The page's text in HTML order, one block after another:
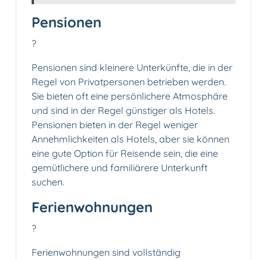
Pensionen
?
Pensionen sind kleinere Unterkünfte, die in der
Regel von Privatpersonen betrieben werden.
Sie bieten oft eine persönlichere Atmosphäre
und sind in der Regel günstiger als Hotels.
Pensionen bieten in der Regel weniger
Annehmlichkeiten als Hotels, aber sie können
eine gute Option für Reisende sein, die eine
gemütlichere und familiärere Unterkunft
suchen.
Ferienwohnungen
?
Ferienwohnungen sind vollständig